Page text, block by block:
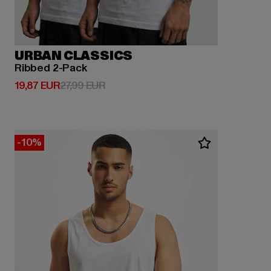
URBAN CLASSICS
Ribbed 2-Pack
19,87 EUR
Derzeitiger Preis: 19,87 EUR
27,99 EURAktionspreis: 27,99 EUR
-10%